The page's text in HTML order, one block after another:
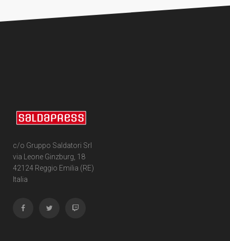
c/o Gruppo Saldatori Srl
via Leone Ginzburg, 18
42124 Reggio Emilia (RE)
Italia